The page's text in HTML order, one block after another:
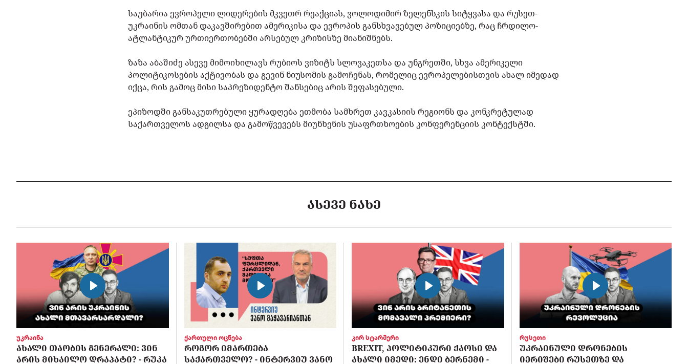
საუბარია ევროპელი ლიდერების მკვეთრ რეაქციას, ვოლოდიმირ ზელენსკის სიტყვასა და რუსეთ-
უკრაინის ომთან დაკავშირებით ამერიკისა და ევროპის განსხვავებულ პოზიციებზე, რაც ჩრდილო-
ატლანტიკურ ურთიერთობებში არსებულ კრიზისზე მიანიშნებს.
ზაზა აბაშიძე ასევე მიმოიხილავს რუბიოს ვიზიტს სლოვაკეთსა და უნგრეთში, სხვა ამერიკელი
პოლიტიკოსების აქტივობას და გევინ ნიუსომის გამოჩენას, რომელიც ევროპელებისთვის ახალ იმედად
იქცა, რის გამოც მისი საპრეზიდენტო შანსებიც არის შეფასებული.
ეპიზოდში განსაკუთრებული ყურადღება ეთმობა სამხრეთ კავკასიის რეგიონს და კონკრეტულად
საქართველოს ადგილსა და გამოწვევებს მიუნხენის უსაფრთხოების კონფერენციის კონტექსტში.
ᲐᲡᲔᲕᲔ ᲜᲐᲮᲔ
უკრაინა
ᲐᲮᲐᲚᲘ ᲗᲐᲝᲑᲘᲡ ᲒᲔᲜᲔᲠᲐᲚᲘ: ᲕᲘᲜ
ᲐᲠᲘᲡ ᲛᲘᲮᲐᲘᲚᲝ ᲓᲠᲐᲞᲐᲢᲘ? - ᲠᲣᲙᲐ
ქართული ოცნება
ᲠᲝᲒᲝᲠ ᲘᲛᲐᲠᲗᲔᲑᲐ
ᲡᲐᲥᲐᲠᲗᲕᲔᲚᲝ? - ᲘᲜᲢᲔᲠᲕᲘᲣ ᲕᲐᲜᲝ
კირ სტარმერი
BREXIT, ᲞᲝᲚᲘᲢᲘᲙᲣᲠᲘ ᲥᲐᲝᲡᲘ ᲓᲐ
ᲐᲮᲐᲚᲘ ᲘᲛᲔᲓᲘ: ᲔᲜᲓᲘ ᲑᲔᲠᲜᲔᲛᲘ -
რუსეთი
ᲣᲙᲠᲐᲘᲜᲣᲚᲘ ᲓᲠᲝᲜᲔᲑᲘᲡ
ᲘᲔᲠᲘᲨᲔᲑᲘ ᲠᲣᲡᲔᲗᲖᲔ ᲓᲐ